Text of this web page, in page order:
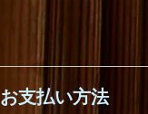
お支払い方法